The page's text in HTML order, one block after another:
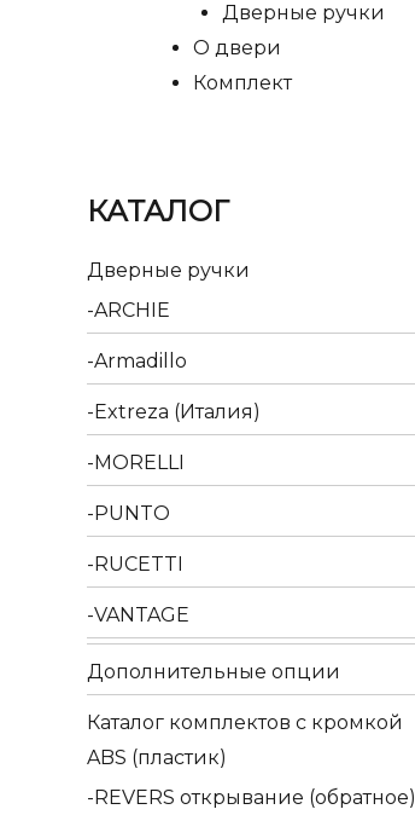
Дверные ручки
О двери
Комплект
КАТАЛОГ
Дверные ручки
ARCHIE
Armadillo
Extreza (Италия)
MORELLI
PUNTO
RUCETTI
VANTAGE
Дополнительные опции
Каталог комплектов c кромкой
ABS (пластик)
REVERS открывание (обратное)